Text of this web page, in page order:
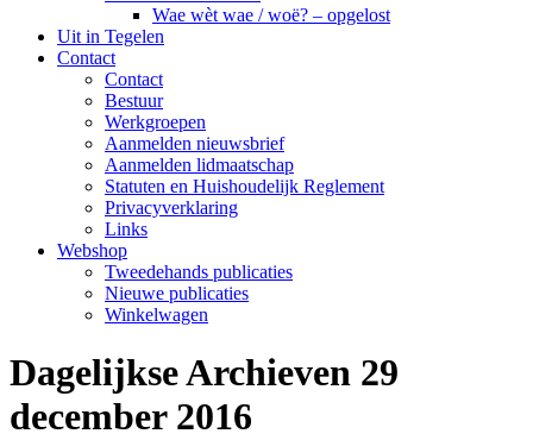
Wae wèt wae / woë? – opgelost
Uit in Tegelen
Contact
Contact
Bestuur
Werkgroepen
Aanmelden nieuwsbrief
Aanmelden lidmaatschap
Statuten en Huishoudelijk Reglement
Privacyverklaring
Links
Webshop
Tweedehands publicaties
Nieuwe publicaties
Winkelwagen
Dagelijkse Archieven 29
december 2016